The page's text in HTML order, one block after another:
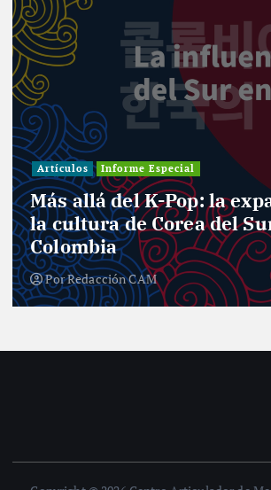
Artículos Informe Especial
Más allá del K-Pop: la
la cultura de Corea del
Colombia
PorRedacción CAM